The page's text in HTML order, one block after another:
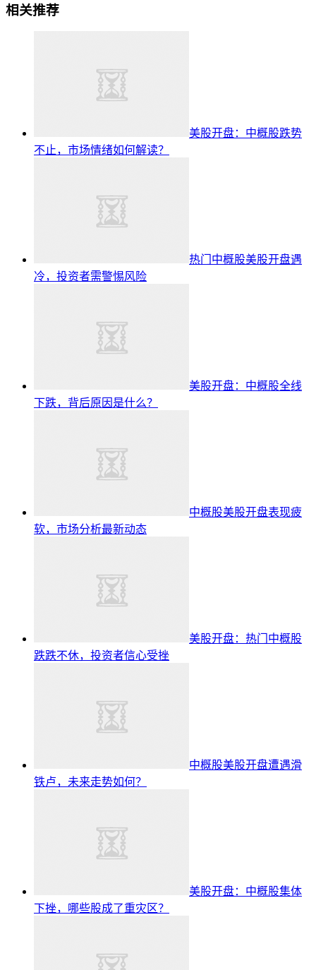
相关推荐
美股开盘：中概股跌势
不止，市场情绪如何解读？
热门中概股美股开盘遇
冷，投资者需警惕风险
美股开盘：中概股全线
下跌，背后原因是什么？
中概股美股开盘表现疲
软，市场分析最新动态
美股开盘：热门中概股
跌跌不休，投资者信心受挫
中概股美股开盘遭遇滑
铁卢，未来走势如何？
美股开盘：中概股集体
下挫，哪些股成了重灾区？